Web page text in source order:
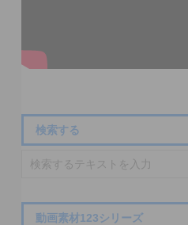
検索する
動画素材123シリーズ